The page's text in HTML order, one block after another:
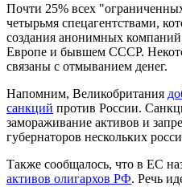
Почти 25% всех
четырьмя спецагентствами,
создания анонимных
Европе и бывшем СССР.
связаны с отмыванием денег.
Напомним, Великобритания
санкций против России.
замораживание активов и
губернаторов нескольких
Также сообщалось, что в ЕС
активов олигархов РФ. Речь